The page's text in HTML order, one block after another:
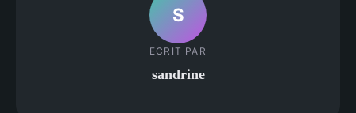
S
ECRIT PAR
sandrine